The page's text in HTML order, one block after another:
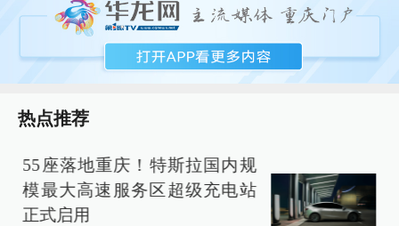
热点推荐
55座落地重庆！特斯拉国内规
模最大高速服务区超级充电站
正式启用